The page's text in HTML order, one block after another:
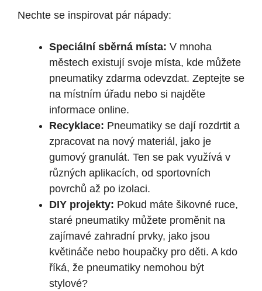
Nechte se inspirovat pár nápady:
Speciální sběrná místa: V mnoha
městech existují svoje místa, kde můžete
pneumatiky zdarma odevzdat. Zeptejte se
na místním úřadu nebo si najděte
informace online.
Recyklace: Pneumatiky se dají rozdrtit a
zpracovat na nový materiál, jako je
gumový granulát. Ten se pak využívá v
různých aplikacích, od sportovních
povrchů až po izolaci.
DIY projekty: Pokud máte šikovné ruce,
staré pneumatiky můžete proměnit na
zajímavé zahradní prvky, jako jsou
květináče nebo houpačky pro děti. A kdo
říká, že pneumatiky nemohou být
stylové?